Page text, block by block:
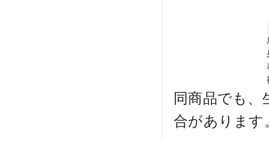
同商品でも、
合があります